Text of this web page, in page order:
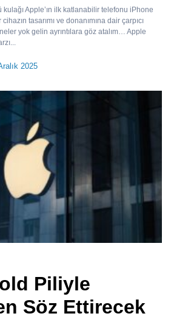
kulağı Apple’ın ilk katlanabilir telefonu iPhone
tasarımı ve donanımına dair çarpıcı
yok gelin ayrıntılara göz atalım… Apple
2025
Piliyle
Söz Ettirecek